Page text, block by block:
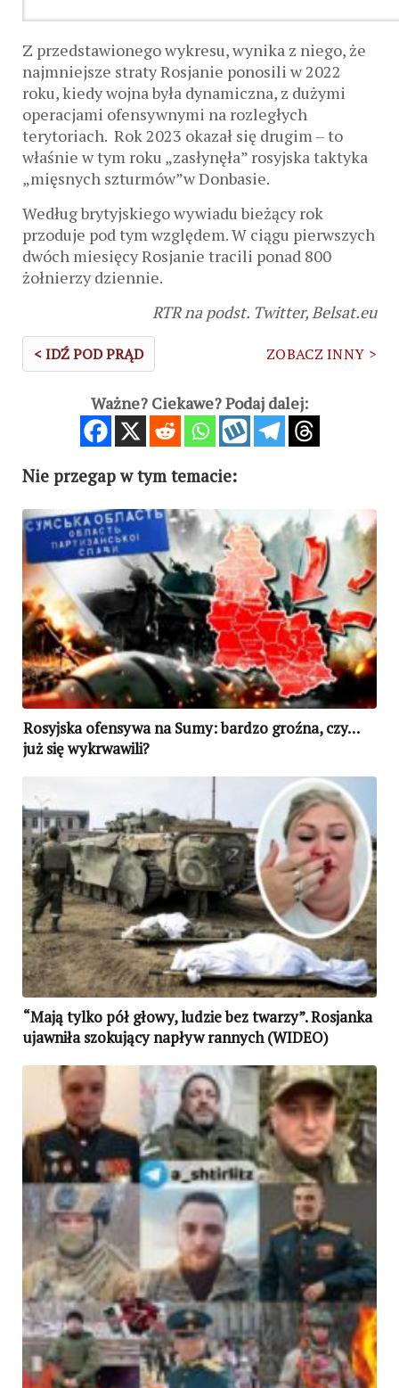
Z przedstawionego wykresu, wynika z niego, że
najmniejsze straty Rosjanie ponosili w 2022
roku, kiedy wojna była dynamiczna, z dużymi
operacjami ofensywnymi na rozległych
terytoriach. Rok 2023 okazał się drugim – to
właśnie w tym roku „zasłynęła” rosyjska taktyka
„mięsnych szturmów”w Donbasie.
Według brytyjskiego wywiadu bieżący rok
przoduje pod tym względem. W ciągu pierwszych
dwóch miesięcy Rosjanie tracili ponad 800
żołnierzy dziennie.
RTR na podst. Twitter, Belsat.eu
< IDŹ POD PRĄD ZOBACZ INNY >
Ważne? Ciekawe? Podaj dalej:
Nie przegap w tym temacie:
Rosyjska ofensywa na Sumy: bardzo groźna, czy…
już się wykrwawili?
“Mają tylko pół głowy, ludzie bez twarzy”. Rosjanka
ujawniła szokujący napływ rannych (WIDEO)